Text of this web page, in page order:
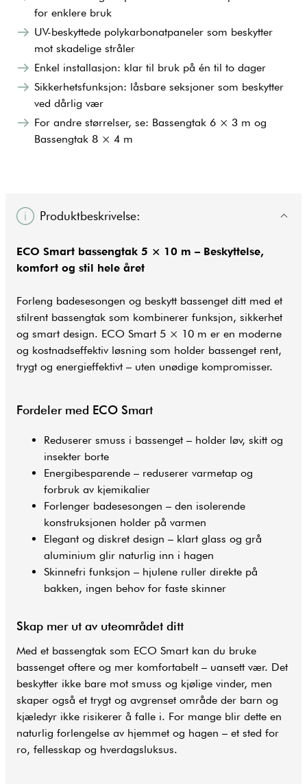
for enklere bruk
UV-beskyttede polykarbonatpaneler som beskytter
mot skadelige stråler
Enkel installasjon: klar til bruk på én til to dager
Sikkerhetsfunksjon: låsbare seksjoner som beskytter
ved dårlig vær
For andre størrelser, se: Bassengtak 6 × 3 m og
Bassengtak 8 × 4 m
Produktbeskrivelse:
ECO Smart bassengtak 5 × 10 m – Beskyttelse,
komfort og stil hele året
Forleng badesesongen og beskytt bassenget ditt med et
stilrent bassengtak som kombinerer funksjon, sikkerhet
og smart design. ECO Smart 5 × 10 m er en moderne
og kostnadseffektiv løsning som holder bassenget rent,
trygt og energieffektivt – uten unødige kompromisser.
Fordeler med ECO Smart
Reduserer smuss i bassenget – holder løv, skitt og
insekter borte
Energibesparende – reduserer varmetap og
forbruk av kjemikalier
Forlenger badesesongen – den isolerende
konstruksjonen holder på varmen
Elegant og diskret design – klart glass og grå
aluminium glir naturlig inn i hagen
Skinnefri funksjon – hjulene ruller direkte på
bakken, ingen behov for faste skinner
Skap mer ut av uteområdet ditt
Med et bassengtak som ECO Smart kan du bruke
bassenget oftere og mer komfortabelt – uansett vær. Det
beskytter ikke bare mot smuss og kjølige vinder, men
skaper også et trygt og avgrenset område der barn og
kjæledyr ikke risikerer å falle i. For mange blir dette en
naturlig forlengelse av hjemmet og hagen – et sted for
ro, fellesskap og hverdagsluksus.